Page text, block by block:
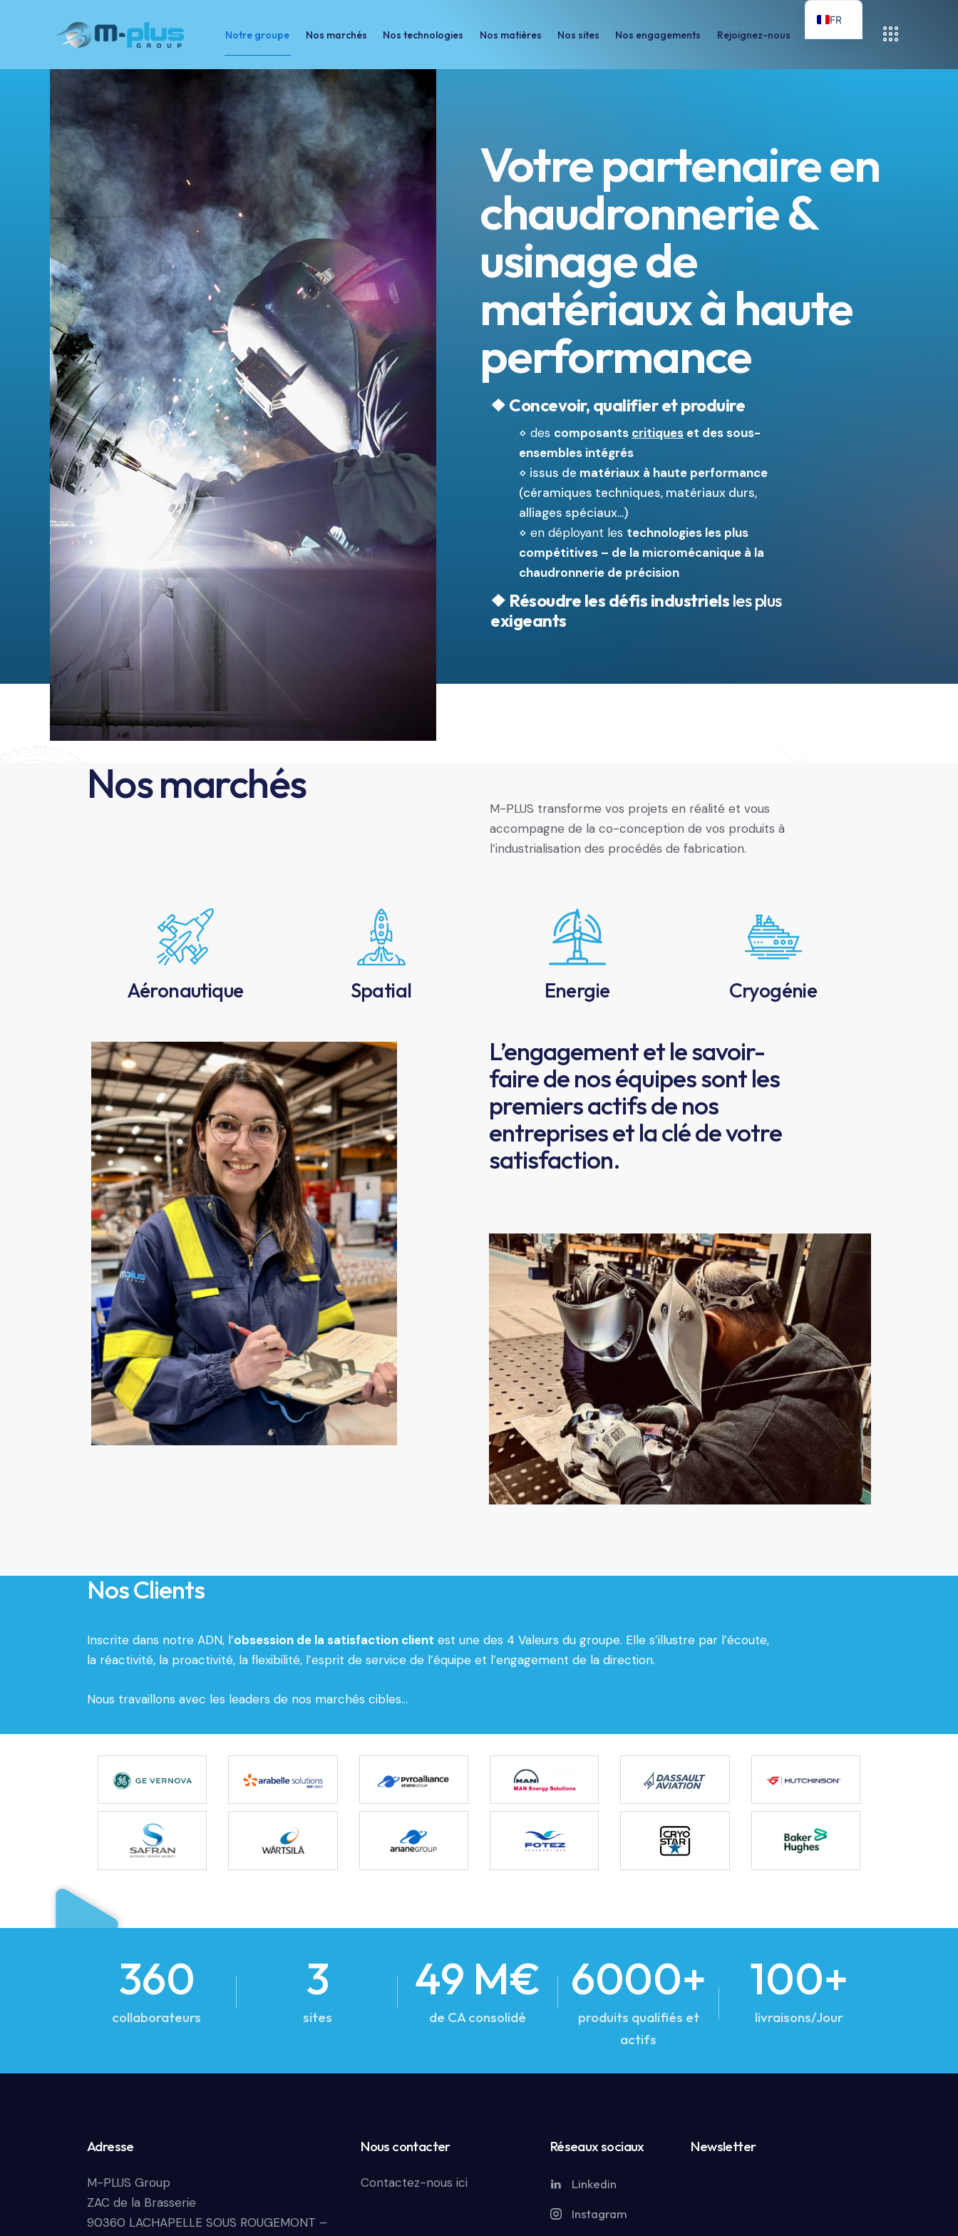
Notre groupe Nos marchés Nos technologies Nos matières Nos sites Nos engagements Rejoignez-nous
Nos marchés Nos technologies
Votre partenaire en
chaudronnerie &
usinage de
matériaux à haute
performance
❖ Concevoir, qualifier et produire
⋄ des composants critiques et des sous-
ensembles intégrés
⋄ issus de matériaux à haute performance
(céramiques techniques, matériaux durs,
alliages spéciaux…)
⋄ en déployant les technologies les plus
compétitives – de la micromécanique à la
chaudronnerie de précision
❖ Résoudre les défis industriels les plus
exigeants
Nos marchés
M-PLUS transforme vos projets en réalité et vous
accompagne de la co-conception de vos produits à
l’industrialisation des procédés de fabrication.
Aéronautique Spatial Energie Cryogénie
L’engagement et le savoir-
faire de nos équipes sont les
premiers actifs de nos
entreprises et la clé de votre
satisfaction.
Nos Clients
Inscrite dans notre ADN, l’obsession de la satisfaction client est une des 4 Valeurs du groupe. Elle s’illustre par l’écoute,
la réactivité, la proactivité, la flexibilité, l’esprit de service de l’équipe et l’engagement de la direction.
Nous travaillons avec les leaders de nos marchés cibles…
360
collaborateurs
3
sites
49 M€
de CA consolidé
6000+
produits qualifiés et
actifs
100+
livraisons/Jour
Adresse
M-PLUS Group
ZAC de la Brasserie
90360 LACHAPELLE SOUS ROUGEMONT –
Nous contacter
Contactez-nous ici
Réseaux sociaux
Linkedin
Instagram
Newsletter
FR